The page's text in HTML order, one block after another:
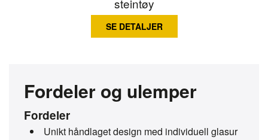
Fordeler og ulemper
Fordeler
Unikt håndlaget design med individuell glasur
SE DETALJER